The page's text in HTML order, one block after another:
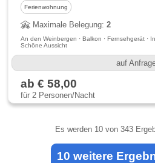
Ferienwohnung
Maximale Belegung:2
An den Weinbergen · Balkon · Fernsehgerät ·
Schöne Aussicht
auf
ab € 58,00
für 2 Personen/Nacht
Es werden 10 von 343
10 weitere